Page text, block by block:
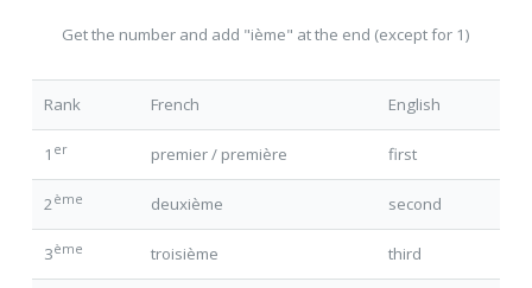
Get the number and add "ième" at the end (except for 1)
Rank French English
1 er premier / première first
2ème deuxième second
3ème troisième third